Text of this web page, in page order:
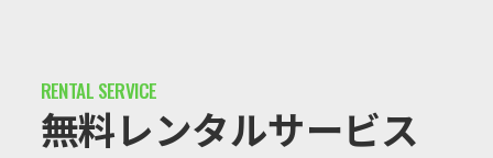
無料レンタルサービス